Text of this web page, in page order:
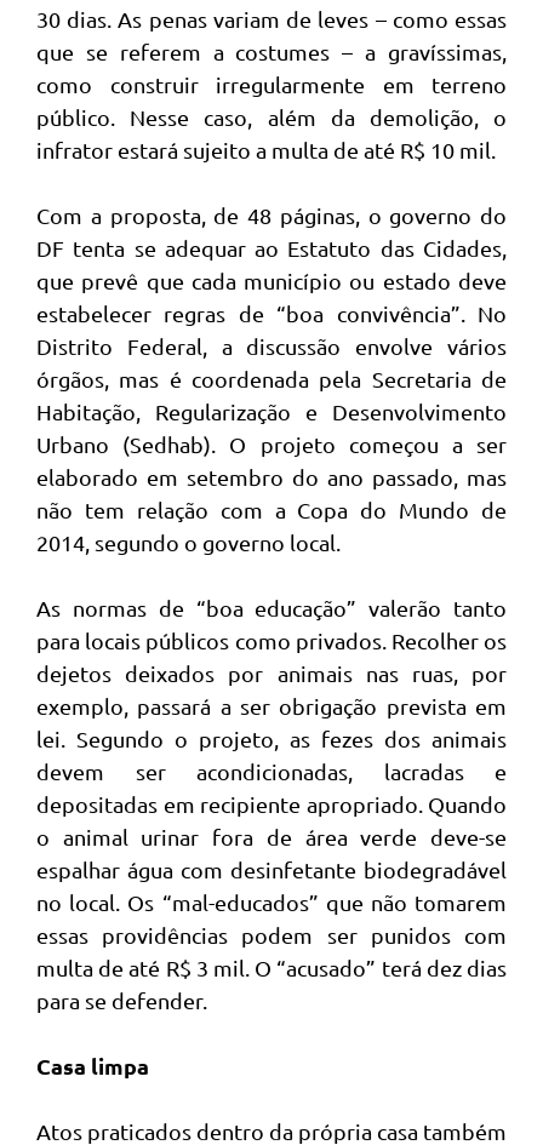
30 dias. As penas variam de leves – como essas
que se referem a costumes – a gravíssimas,
como construir irregularmente em terreno
público. Nesse caso, além da demolição, o
infrator estará sujeito a multa de até R$ 10 mil.
Com a proposta, de 48 páginas, o governo do
DF tenta se adequar ao Estatuto das Cidades,
que prevê que cada município ou estado deve
estabelecer regras de “boa convivência”. No
Distrito Federal, a discussão envolve vários
órgãos, mas é coordenada pela Secretaria de
Habitação, Regularização e Desenvolvimento
Urbano (Sedhab). O projeto começou a ser
elaborado em setembro do ano passado, mas
não tem relação com a Copa do Mundo de
2014, segundo o governo local.
As normas de “boa educação” valerão tanto
para locais públicos como privados. Recolher os
dejetos deixados por animais nas ruas, por
exemplo, passará a ser obrigação prevista em
lei. Segundo o projeto, as fezes dos animais
devem ser acondicionadas, lacradas e
depositadas em recipiente apropriado. Quando
o animal urinar fora de área verde deve-se
espalhar água com desinfetante biodegradável
no local. Os “mal-educados” que não tomarem
essas providências podem ser punidos com
multa de até R$ 3 mil. O “acusado” terá dez dias
para se defender.
Casa limpa
Atos praticados dentro da própria casa também